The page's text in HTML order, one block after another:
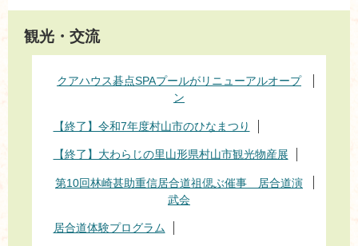
観光・交流
クアハウス碁点SPAプールがリニューアルオープ
ン
【終了】令和7年度村山市のひなまつり
【終了】大わらじの里山形県村山市観光物産展
第10回林崎甚助重信居合道祖偲ぶ催事 居合道演
武会
居合道体験プログラム